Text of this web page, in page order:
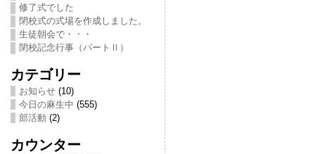
修了式でした
閉校式の式場を作成しました。
生徒朝会で・・・
閉校記念行事（パートⅡ）
カテゴリー
お知らせ(10)
今日の麻生中 (555)
部活動 (2)
カウンター